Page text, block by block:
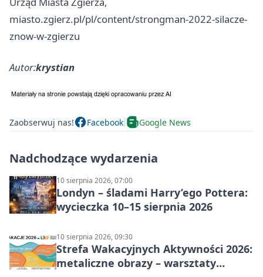
miasto.zgierz.pl/pl/content/strongman-2022-silacze-
znow-w-zgierzu
Autor:krystian
Zaobserwuj nas! Facebook Google News
Nadchodzące wydarzenia
10 sierpnia 2026, 07:00
Londyn – śladami Harry’ego Pottera:
wycieczka 10–15 sierpnia 2026
10 sierpnia 2026, 09:30
Strefa Wakacyjnych Aktywności 2026:
metaliczne obrazy – warsztaty